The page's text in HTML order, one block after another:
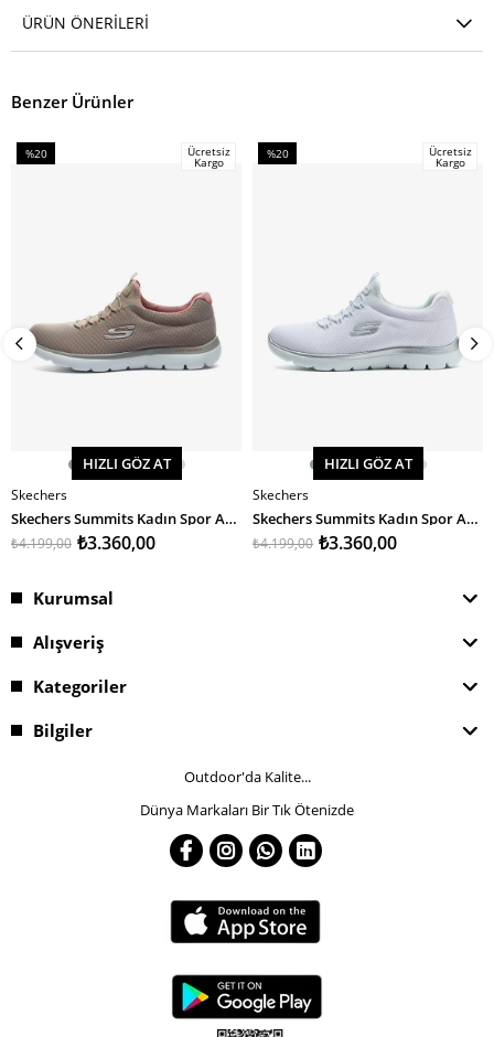
ÜRÜN ÖNERILERI
Benzer Ürünler
SEPETE EKLE
%20
Ücretsiz
Kargo
HIZLI GÖZ AT
Skechers
Skechers Summits Kadın Spor Ayakkabı
₺3.360,00
₺4.199,00
SEPETE EKLE
%20
Ücretsiz
Kargo
HIZLI GÖZ AT
Skechers
Skechers Summits Kadın Spor Ayakkabı
₺3.360,00
₺4.199,00
Kurumsal
Alışveriş
Kategoriler
Bilgiler
Outdoor'da Kalite...
Dünya Markaları Bir Tık Ötenizde